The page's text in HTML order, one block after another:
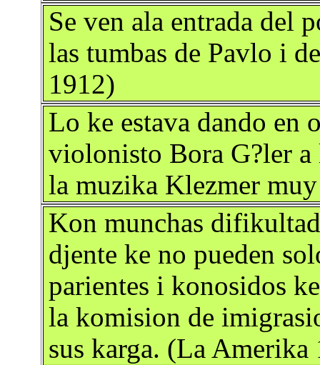
Se ven ala entrada del
las tumbas de Pavlo i
1912)
Lo ke estava dando en
violonisto Bora G?ler a
la muzika Klezmer
Kon munchas
djente ke no pueden
parientes i konosidos
la komision de
sus karga. (La Amerika